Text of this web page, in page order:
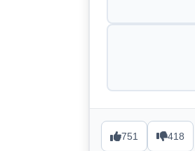
751 418